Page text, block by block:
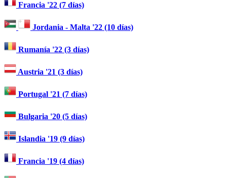
Francia '22 (7 días)
Jordania - Malta '22 (10 días)
Rumanía '22 (3 días)
Austria '21 (3 días)
Portugal '21 (7 días)
Bulgaria '20 (5 días)
Islandia '19 (9 días)
Francia '19 (4 días)